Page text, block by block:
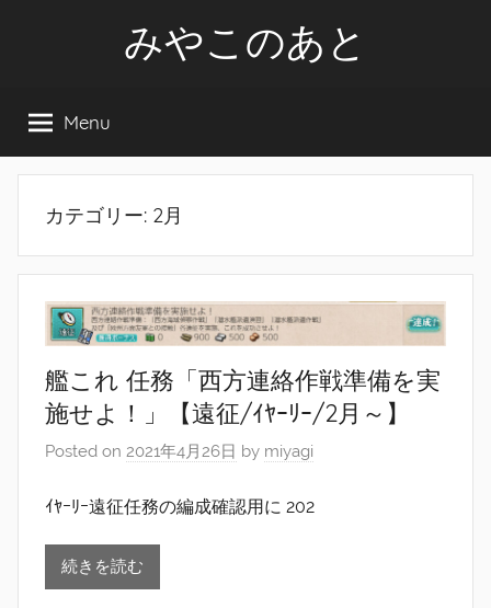
みやこのあと
Menu
カテゴリー: 2月
艦これ 任務「西方連絡作戦準備を実
施せよ！」【遠征/ｲﾔｰﾘｰ/2月～】
Posted on 2021年4月26日 by miyagi
ｲﾔｰﾘｰ遠征任務の編成確認用に 202
続きを読む